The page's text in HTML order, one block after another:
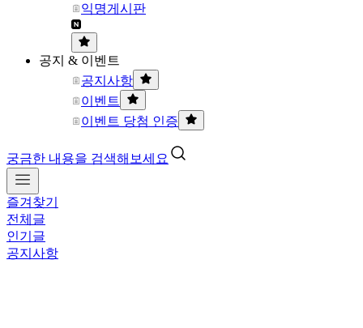
익명게시판
공지 & 이벤트
공지사항
이벤트
이벤트 당첨 인증
궁금한 내용을 검색해보세요
즐겨찾기
전체글
인기글
공지사항